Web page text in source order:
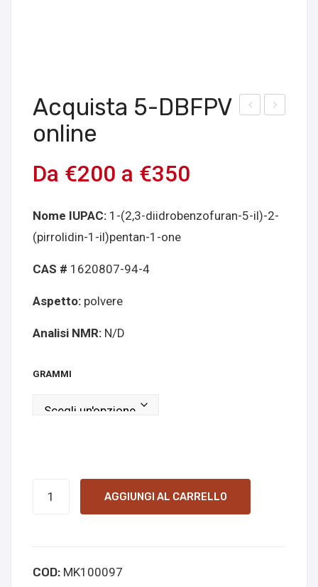
mar
ccin
Acquista 5-DBFPV
online
Da €200 a €350
Nome IUPAC: 1-(2,3-diidrobenzofuran-5-il)-2-
(pirrolidin-1-il)pentan-1-one
CAS # 1620807-94-4
Aspetto: polvere
Analisi NMR: N/D
GRAMMI
quantità
AGGIUNGI AL CARRELLO
COD: MK100097